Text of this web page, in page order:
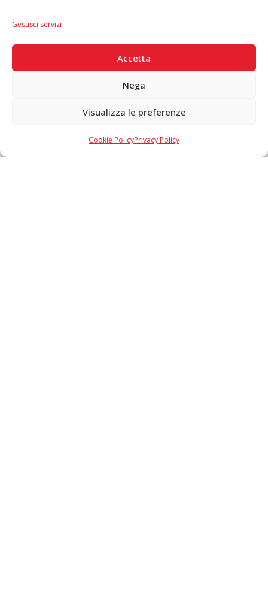
Gestisci servizi
Accetta
Nega
Visualizza le preferenze
Cookie PolicyPrivacy Policy
Copyright © 2026 F. Divella S.p.A. - P.IVA 00257660720 - REA: 35658